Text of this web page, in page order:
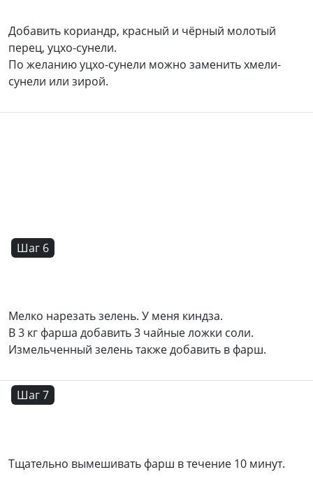
Добавить кориандр, красный и чёрный молотый
перец, уцхо-сунели.
По желанию уцхо-сунели можно заменить хмели-
сунели или зирой.
Шаг 6
Мелко нарезать зелень. У меня киндза.
В 3 кг фарша добавить 3 чайные ложки соли.
Измельченный зелень также добавить в фарш.
Шаг 7
Тщательно вымешивать фарш в течение 10 минут.